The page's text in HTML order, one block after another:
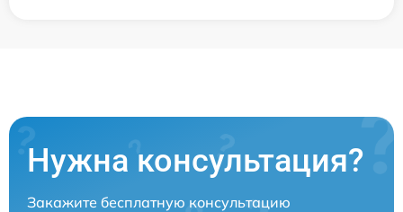
Нужна консультация?
Закажите бесплатную консультацию